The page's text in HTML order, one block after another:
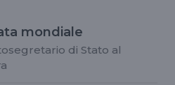
mondiale
di Stato al